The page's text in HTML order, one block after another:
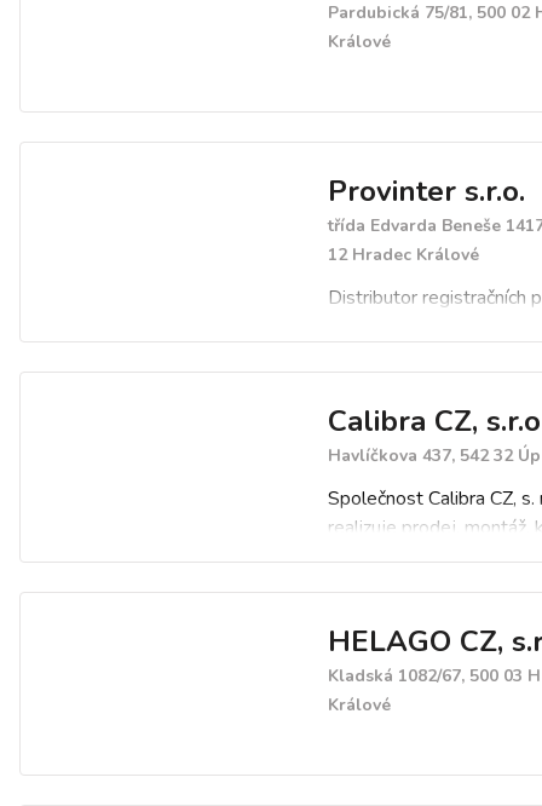
Pardubická 75/81, 500 02
Králové
Provinter s.r.o.
třída Edvarda Beneše
12 Hradec Králové
Distributor registračních
Calibra CZ,
Havlíčkova 437, 542 32
Společnost Calibra CZ, s.
realizuje prodej, montáž,
úřední ověření ve
oblastními inspektoráty
opravy a servis vah
dalších značek ze
Zabývá se i
HELAGO CZ,
Kladská 1082/67, 500 03
Králové